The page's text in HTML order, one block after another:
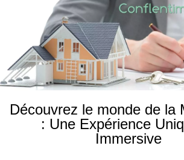
Découvrez le monde de la
: Une Expérience
Immersive